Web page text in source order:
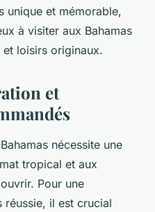
unique et mémorable,
à visiter aux Bahamas
loisirs originaux.
et
nécessite une
tropical et aux
Pour une
réussie, il est crucial